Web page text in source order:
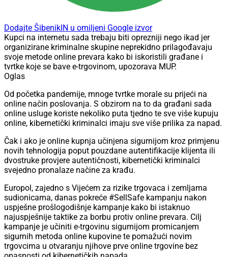
Dodajte ŠibenikIN u omiljeni Google izvor
Kupci na internetu sada trebaju biti oprezniji nego ikad jer
organizirane kriminalne skupine neprekidno prilagođavaju
svoje metode online prevara kako bi iskoristili građane i
tvrtke koje se bave e-trgovinom, upozorava MUP.
Oglas
Od početka pandemije, mnoge tvrtke morale su prijeći na
online način poslovanja. S obzirom na to da građani sada
online usluge koriste nekoliko puta tjedno te sve više kupuju
online, kibernetički kriminalci imaju sve više prilika za napad.
Čak i ako je online kupnja učinjena sigurnijom kroz primjenu
novih tehnologija poput pouzdane autentifikacije klijenta ili
dvostruke provjere autentičnosti, kibernetički kriminalci
svejedno pronalaze načine za krađu.
Europol, zajedno s Vijećem za rizike trgovaca i zemljama
sudionicama, danas pokreće #SellSafe kampanju nakon
uspješne prošlogodišnje kampanje kako bi istaknuo
najuspješnije taktike za borbu protiv online prevara. Cilj
kampanje je učiniti e-trgovinu sigurnijom promicanjem
sigurnih metoda online kupovine te pomažući novim
trgovcima u otvaranju njihove prve online trgovine bez